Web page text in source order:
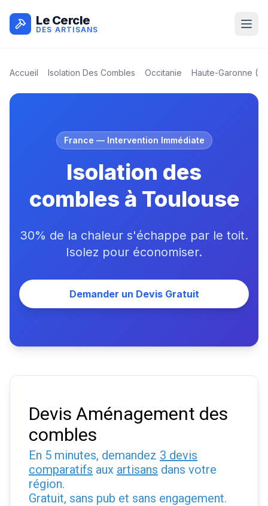
Le Cercle
DES ARTISANS
Accueil Isolation Des Combles Occitanie Haute-Garonne (31
France — Intervention Immédiate
Isolation des
combles à Toulouse
30% de la chaleur s'échappe par le toit.
Isolez pour économiser.
Demander un Devis Gratuit
Devis Aménagement des
combles
En 5 minutes, demandez 3 devis
comparatifs aux artisans dans votre
région.
Gratuit, sans pub et sans engagement.